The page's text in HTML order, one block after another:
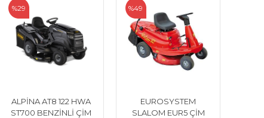
ALPİNA AT8 122 HWA
ST700 BENZİNLİ ÇİM
%29
EUROSYSTEM
SLALOM EUR5 ÇİM
%49